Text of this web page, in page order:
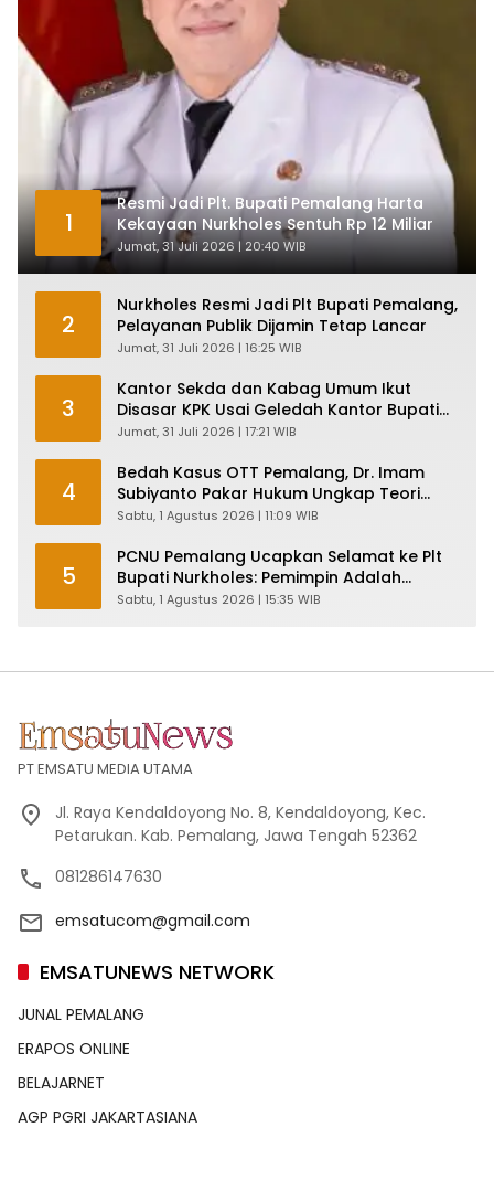
1
Resmi Jadi Plt. Bupati Pemalang Harta
Kekayaan Nurkholes Sentuh Rp 12 Miliar
Jumat, 31 Juli 2026 | 20:40 WIB
2
Nurkholes Resmi Jadi Plt Bupati Pemalang,
Pelayanan Publik Dijamin Tetap Lancar
Jumat, 31 Juli 2026 | 16:25 WIB
3
Kantor Sekda dan Kabag Umum Ikut
Disasar KPK Usai Geledah Kantor Bupati
Pemalang
Jumat, 31 Juli 2026 | 17:21 WIB
4
Bedah Kasus OTT Pemalang, Dr. Imam
Subiyanto Pakar Hukum Ungkap Teori
Penyertaan KPK
Sabtu, 1 Agustus 2026 | 11:09 WIB
5
PCNU Pemalang Ucapkan Selamat ke Plt
Bupati Nurkholes: Pemimpin Adalah
Pelayan Rakyat!
Sabtu, 1 Agustus 2026 | 15:35 WIB
PT EMSATU MEDIA UTAMA
Jl. Raya Kendaldoyong No. 8, Kendaldoyong, Kec.
Petarukan. Kab. Pemalang, Jawa Tengah 52362
081286147630
emsatucom@gmail.com
EMSATUNEWS NETWORK
JUNAL PEMALANG
ERAPOS ONLINE
BELAJARNET
AGP PGRI JAKARTASIANA